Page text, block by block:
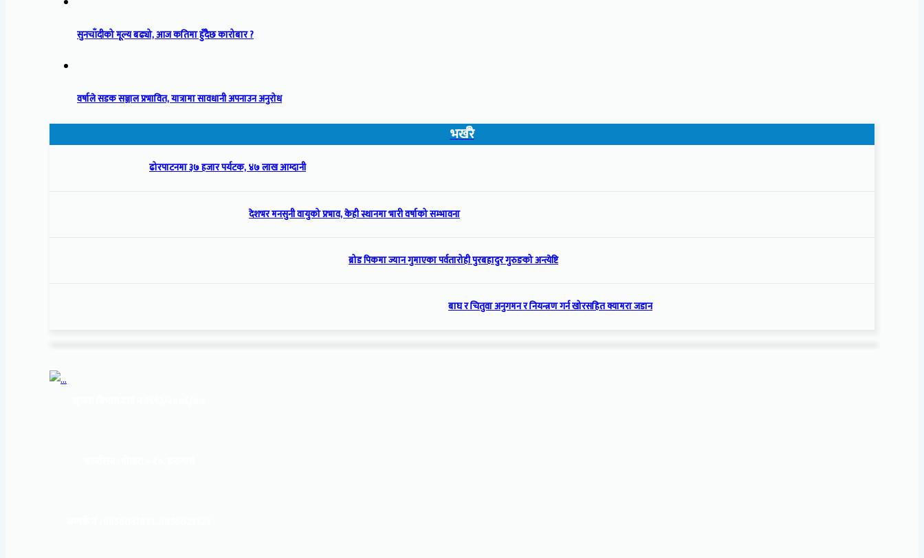
सुनचाँदीको मूल्य बढ्यो, आज कतिमा हुँदैछ कारोबार ?
वर्षाले सडक सञ्जाल प्रभावित, यात्रामा सावधानी अपनाउन अनुरोध
भर्खरै
ढोरपाटनमा ३७ हजार पर्यटक, ४७ लाख आम्दानी
देशभर मनसुनी वायुको प्रभाव, केही स्थानमा भारी वर्षाको सम्भावना
ब्रोड पिकमा ज्यान गुमाएका पर्वतारोही पुरबहादुर गुरुङको अन्त्येष्टि
बाघ र चितुवा अनुगमन र नियन्त्रण गर्न खोरसहित क्यामरा जडान